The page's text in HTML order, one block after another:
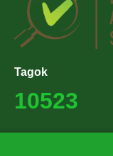
Tagok
10523